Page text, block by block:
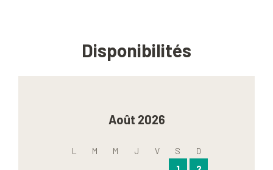
Disponibilités
Août 2026
L M M J V S D